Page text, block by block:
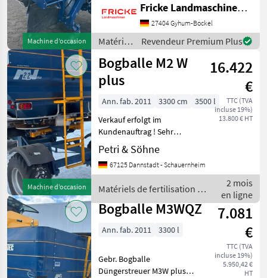
Machine d’occasion
Grenzstreueinrichtung,
Streuschaufeln E1 12m bis
18m, Streuschaufeln E2
20m bis 24m Matériels de
Fricke Landmaschinen GmbH
27404 Gyhum-Bockel
Matériels
de
fertilisation
et
irrigation
/
Revendeur Premium Plus
Machine d’occasion
Bogballe M2 W
plus
16.422
€
TTC (TVA
incluse 19%)
13.800 € HT
Ann. fab. 2011 3300 cm
3500 l
Verkauf erfolgt im
Kundenauftrag ! Sehr
gepflegt Bogballe
Düngerstreuer M2 W
Baujahr 2011 (Ersteinsatz
Plane,
Grenzstreueinrichtung,
Verlä
Petri & Söhne
67125 Dannstadt - Schauernheim
Matériels de fertilisation et
irrigation / Bogballe
2 mois
en ligne
Bogballe M3WQZ
7.081
€
TTC (TVA
incluse 19%)
5.950,42 €
HT
Ann. fab. 2011 3300 l
Gebr. Bogballe
Düngerstreuer M3W plus